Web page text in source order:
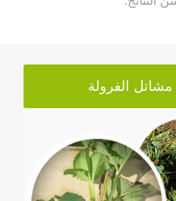
مشاتل الفرولة